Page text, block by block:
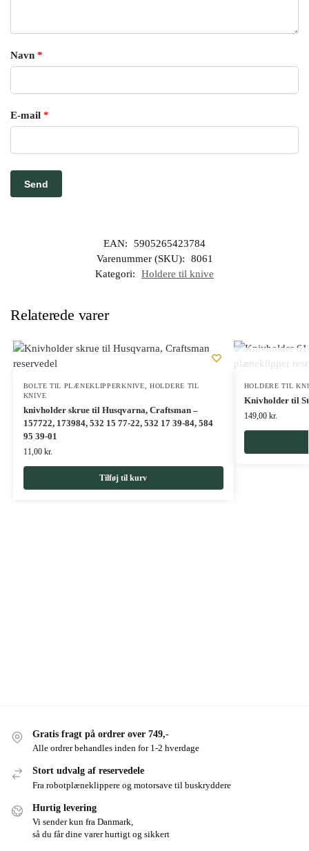
Navn *
E-mail *
EAN:
5905265423784
Varenummer (SKU):
8061
Kategori:
Holdere til knive
Relaterede varer
BOLTE TIL PLÆNEKLIPPERKNIVE ,HOLDERE TIL
KNIVE
knivholder skrue til Husqvarna, Craftsman –
157722, 173984, 532 15 77-22, 532 17 39-84, 584
95 39-01
11,00 kr.
Tilføj til kurv
HOLDERE TIL
Knivholder til
149,00 kr.
Gratis fragt på ordrer over 749,-
Alle ordrer behandles inden for 1-2 hverdage
Stort udvalg af reservedele
Fra robotplæneklippere og motorsave til buskryddere
Hurtig levering
Vi sender kun fra Danmark,
så du får dine varer hurtigt og sikkert